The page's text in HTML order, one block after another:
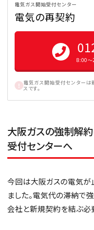
電気ガス開始受付センター
電気の再契約
8:00〜
電気ガス開始受付センター
スです。
大阪ガスの強制解
受付センターへ
今回は大阪ガスの電気が
ました。電気代の滞納で
会社と新規契約を結ぶ必